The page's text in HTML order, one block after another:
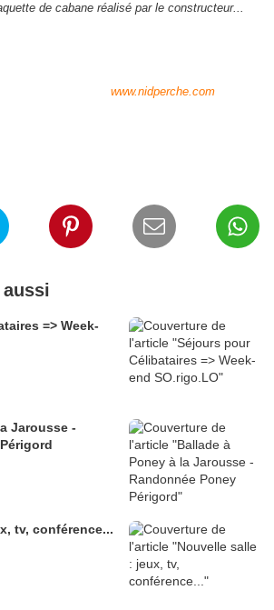
de cabane réalisé par le constructeur...
www.nidperche.com
aussi
=> Week-
Jarousse -
tv, conférence...